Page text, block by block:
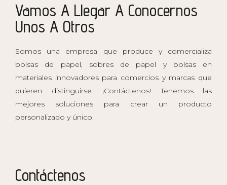
Vamos A Llegar A Conocernos
Unos A Otros
Somos una empresa que produce y comercializa
bolsas de papel, sobres de papel y bolsas en
materiales innovadores para comercios y marcas que
quieren distinguirse. ¡Contáctenos! Tenemos las
mejores soluciones para crear un producto
personalizado y único.
Contáctenos